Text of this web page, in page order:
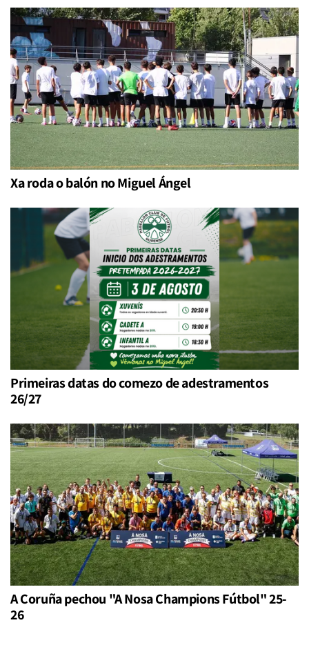
Xa roda o balón no Miguel Ángel
Primeiras datas do comezo de adestramentos
26/27
A Coruña pechou "A Nosa Champions Fútbol" 25-
26